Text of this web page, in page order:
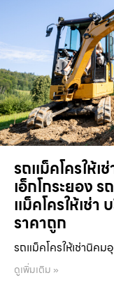
รถแม็คโครให้
เอ็กโกระยอง
แม็คโครให้เช่
ราคาถูก
รถแม็คโครให้เช่านิคม
ดูเพิ่มเติม »